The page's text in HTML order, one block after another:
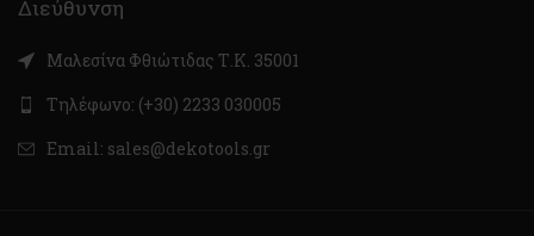
Διεύθυνση
Μαλεσίνα Φθιώτιδας Τ.Κ. 35001
Τηλέφωνο: (+30) 2233 030005
Email: sales@dekotools.gr